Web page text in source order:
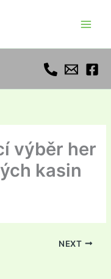
výběr her
kasin
NEXT